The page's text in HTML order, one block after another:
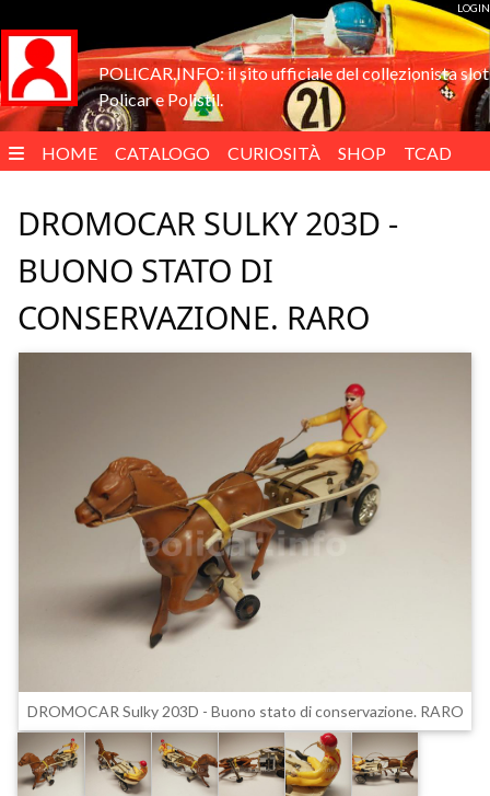
LOGIN
POLICAR.INFO: il sito ufficiale del collezionista slot
Policar e Polistil.
HOME CATALOGO CURIOSITÀ SHOP TCAD
DROMOCAR SULKY 203D -
BUONO STATO DI
CONSERVAZIONE. RARO
DROMOCAR Sulky 203D - Buono stato di conservazione. RARO